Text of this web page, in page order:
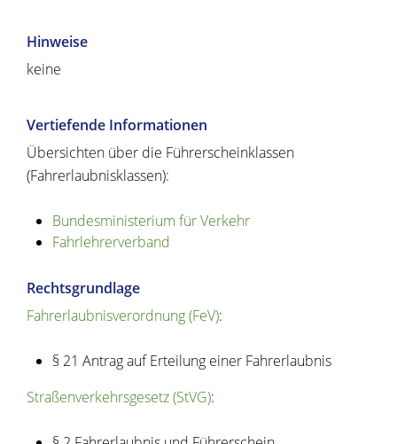
Hinweise
keine
Vertiefende Informationen
Übersichten über die Führerscheinklassen
(Fahrerlaubnisklassen):
Bundesministerium für Verkehr
Fahrlehrerverband
Rechtsgrundlage
Fahrerlaubnisverordnung (FeV):
§ 21 Antrag auf Erteilung einer Fahrerlaubnis
Straßenverkehrsgesetz (StVG):